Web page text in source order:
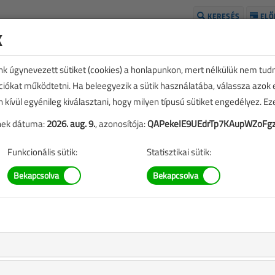
KERESÉS
úgynevezett sütiket (cookies) a honlapunkon, mert nélkülük nem
működtetni. Ha beleegyezik a sütik használatába, válassza
egyénileg kiválasztani, hogy milyen típusú sütiket engedélyez.
dátuma:2026. aug. 9., azonosítója:
Funkcionális sütik: Statisztikai sütik: